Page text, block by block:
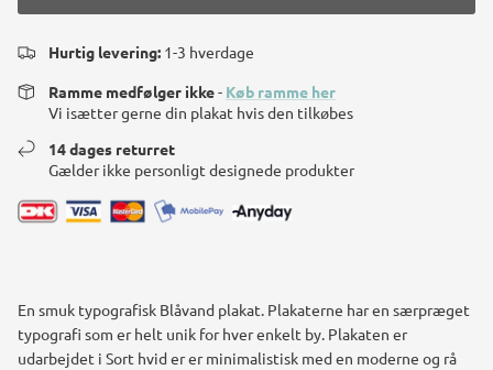
Hurtig levering: 1-3 hverdage
Ramme medfølger ikke- Køb ramme her
Vi isætter gerne din plakat hvis den tilkøbes
14 dages returret
Gælder ikke personligt designede produkter
En smuk typografisk Blåvand plakat. Plakaterne har en særpræget
typografi som er helt unik for hver enkelt by. Plakaten er
udarbejdet i Sort hvid er er minimalistisk med en moderne og rå